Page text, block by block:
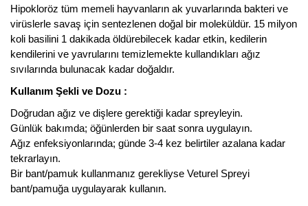
Hipokloröz tüm memeli hayvanların ak yuvarlarında bakteri ve
virüslerle savaş için sentezlenen doğal bir moleküldür. 15 milyon
koli basilini 1 dakikada öldürebilecek kadar etkin, kedilerin
kendilerini ve yavrularını temizlemekte kullandıkları ağız
sıvılarında bulunacak kadar doğaldır.
Kullanım Şekli ve Dozu :
Doğrudan ağız ve dişlere gerektiği kadar spreyleyin.
Günlük bakımda; öğünlerden bir saat sonra uygulayın.
Ağız enfeksiyonlarında; günde 3-4 kez belirtiler azalana kadar
tekrarlayın.
Bir bant/pamuk kullanmanız gerekliyse Veturel Spreyi
bant/pamuğa uygulayarak kullanın.